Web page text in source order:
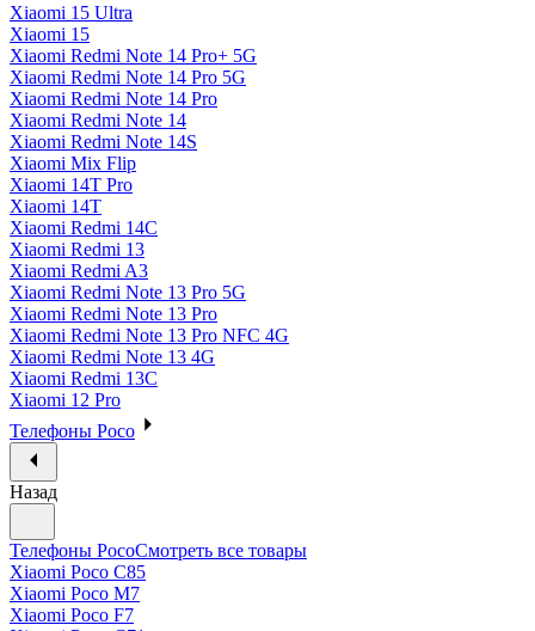
Xiaomi 15 Ultra
Xiaomi 15
Xiaomi Redmi Note 14 Pro+ 5G
Xiaomi Redmi Note 14 Pro 5G
Xiaomi Redmi Note 14 Pro
Xiaomi Redmi Note 14
Xiaomi Redmi Note 14S
Xiaomi Mix Flip
Xiaomi 14T Pro
Xiaomi 14T
Xiaomi Redmi 14C
Xiaomi Redmi 13
Xiaomi Redmi A3
Xiaomi Redmi Note 13 Pro 5G
Xiaomi Redmi Note 13 Pro
Xiaomi Redmi Note 13 Pro NFC 4G
Xiaomi Redmi Note 13 4G
Xiaomi Redmi 13C
Xiaomi 12 Pro
Телефоны Poco
Назад
Телефоны PocoСмотреть все товары
Xiaomi Poco C85
Xiaomi Poco M7
Xiaomi Poco F7